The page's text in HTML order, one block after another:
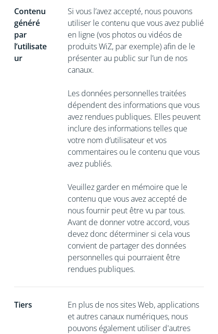
Contenu
généré
par
l’utilisate
ur
Si vous l’avez accepté, nous pouvons
utiliser le contenu que vous avez publié
en ligne (vos photos ou vidéos de
produits WiZ, par exemple) afin de le
présenter au public sur l’un de nos
canaux.
Les données personnelles traitées
dépendent des informations que vous
avez rendues publiques. Elles peuvent
inclure des informations telles que
votre nom d’utilisateur et vos
commentaires ou le contenu que vous
avez publiés.
Veuillez garder en mémoire que le
contenu que vous avez accepté de
nous fournir peut être vu par tous.
Avant de donner votre accord, vous
devez donc déterminer si cela vous
convient de partager des données
personnelles qui pourraient être
rendues publiques.
Tiers
En plus de nos sites Web, applications
et autres canaux numériques, nous
pouvons également utiliser d'autres